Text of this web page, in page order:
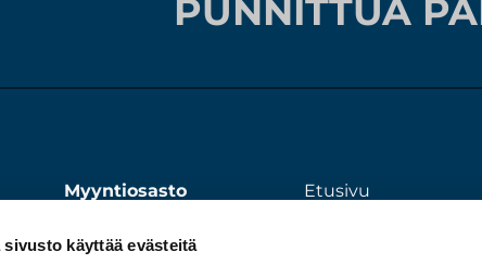
sivusto käyttää evästeitä
PUNNITTUA
Myyntiosasto
Etusivu